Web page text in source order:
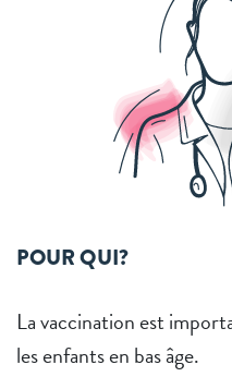
POUR QUI?
La vaccination est
les enfants en bas âge.